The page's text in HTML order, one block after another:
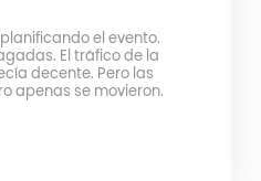
el evento.
El tráfico de la
decente. Pero las
apenas se movieron.